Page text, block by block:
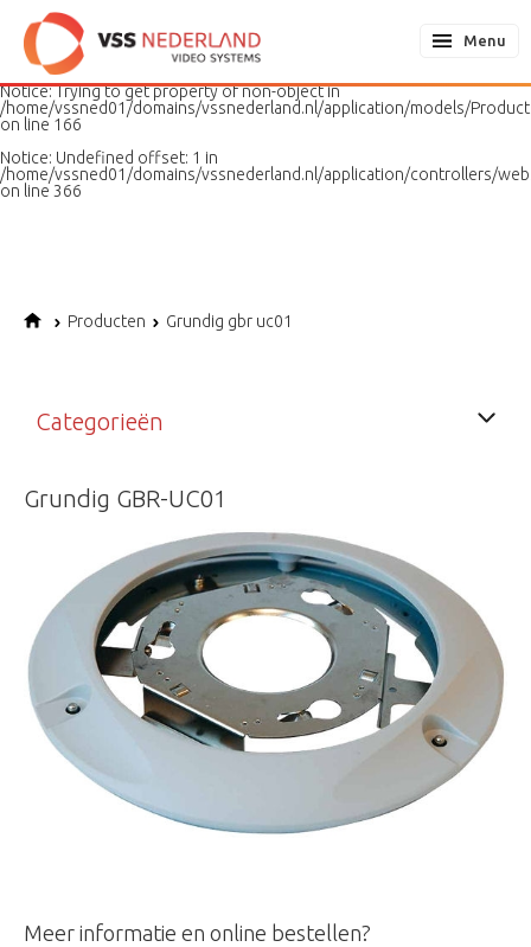
Notice: Undefined variable: page in
/home/vssned01/domains/vssnederland.nl/application/models/
on line
187
Notice: Trying to get property of non-object in
/home/vssned01/domains/vssnederland.nl/application/models/
on line 166
Notice: Undefined offset: 1 in
/home/vssned01/domains/vssnederland.nl/application/controllers/
on line 366
Menu
Producten Grundig gbr uc01
Categorieën
Grundig GBR-UC01
Meer informatie en online bestellen?